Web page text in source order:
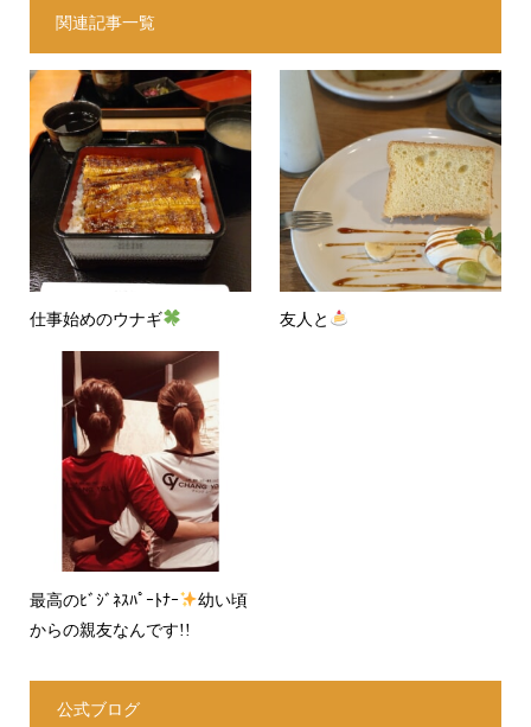
関連記事一覧
仕事始めのウナギ 友人と
最高のﾋﾞｼﾞﾈｽﾊﾟｰﾄﾅｰ
幼い頃
からの親友なんです!!
公式ブログ